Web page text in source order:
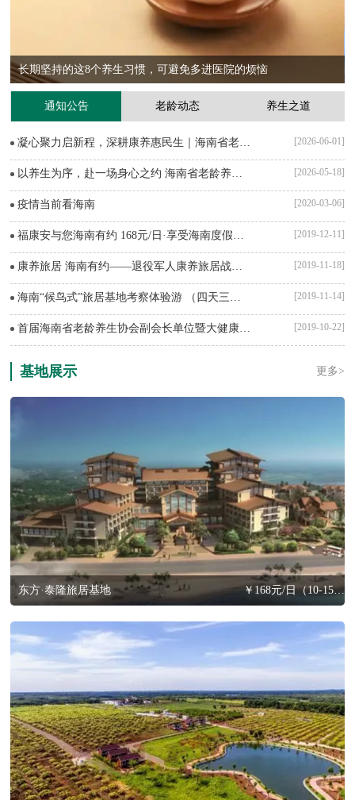
长期坚持的这8个养生习惯，可避免多进医院的烦恼
通知公告 老龄动态 养生之道
凝心聚力启新程，深耕康养惠民生｜海南省老龄养生协会顺利召开顾问及各专委会负责人筹备会议 [2026-06-01]
以养生为序，赴一场身心之约 海南省老龄养生协会公益分享会 [2026-05-18]
疫情当前看海南 [2020-03-06]
福康安与您海南有约 168元/日·享受海南度假行（10天起） [2019-12-11]
康养旅居 海南有约——退役军人康养旅居战略合作 [2019-11-18]
海南“候鸟式”旅居基地考察体验游 （四天三晚） [2019-11-14]
首届海南省老龄养生协会副会长单位暨大健康产业资源整合研讨会 [2019-10-22]
基地展示 更多>
东方·泰隆旅居基地 ￥168元/日（10-15天以内，含三餐）